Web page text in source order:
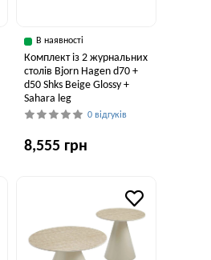
В наявності
Комплект із 2 журнальних
столів Bjorn Hagen d70 +
d50 Shks Beige Glossy +
Sahara leg
0 відгуків
8,555 грн